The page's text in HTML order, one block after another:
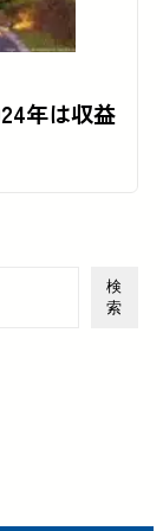
年は収益
検
索